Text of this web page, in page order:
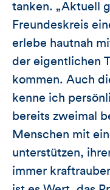
tanken. „Aktuell
Freundeskreis
erlebe hautnah
der eigentlichen
kommen. Auch
kenne ich
bereits zweimal
Menschen mit
unterstützen,
immer